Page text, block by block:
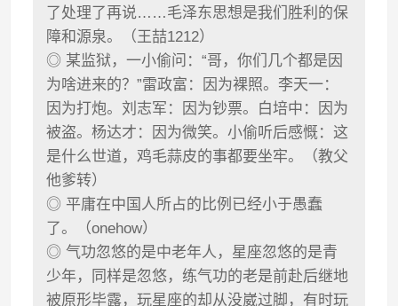
了处理了再说……毛泽东思想是我们胜利的保
障和源泉。（王喆1212）
◎ 某监狱，一小偷问：“哥，你们几个都是因
为啥进来的？”雷政富：因为裸照。李天一：
因为打炮。刘志军：因为钞票。白培中：因为
被盗。杨达才：因为微笑。小偷听后感慨：这
是什么世道，鸡毛蒜皮的事都要坐牢。（教父
他爹转）
◎ 平庸在中国人所占的比例已经小于愚蠢
了。（onehow）
◎ 气功忽悠的是中老年人，星座忽悠的是青
少年，同样是忽悠，练气功的老是前赴后继地
被原形毕露，玩星座的却从没崴过脚，有时玩